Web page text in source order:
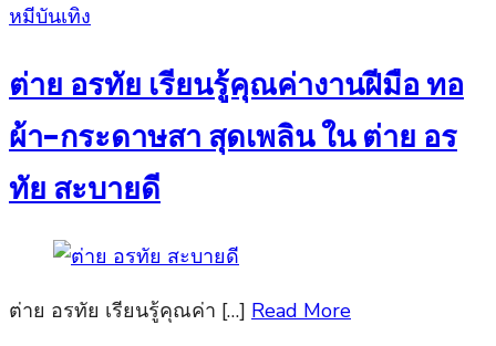
Posted
หมีบันเทิง
ต่าย อรทัย เรียนรู้คุณค่างานฝีมือ ทอ
ผ้า-กระดาษสา สุดเพลิน ใน ต่าย อร
ทัย สะบายดี
ต่าย อรทัย เรียนรู้คุณค่า […] Read More